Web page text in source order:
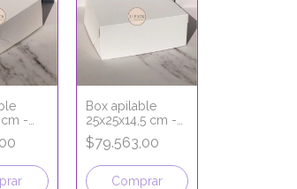
cm -
Box apilable
25x25x14,5 cm -
LÍNEA PREMIUM
$79.563,00
Comprar